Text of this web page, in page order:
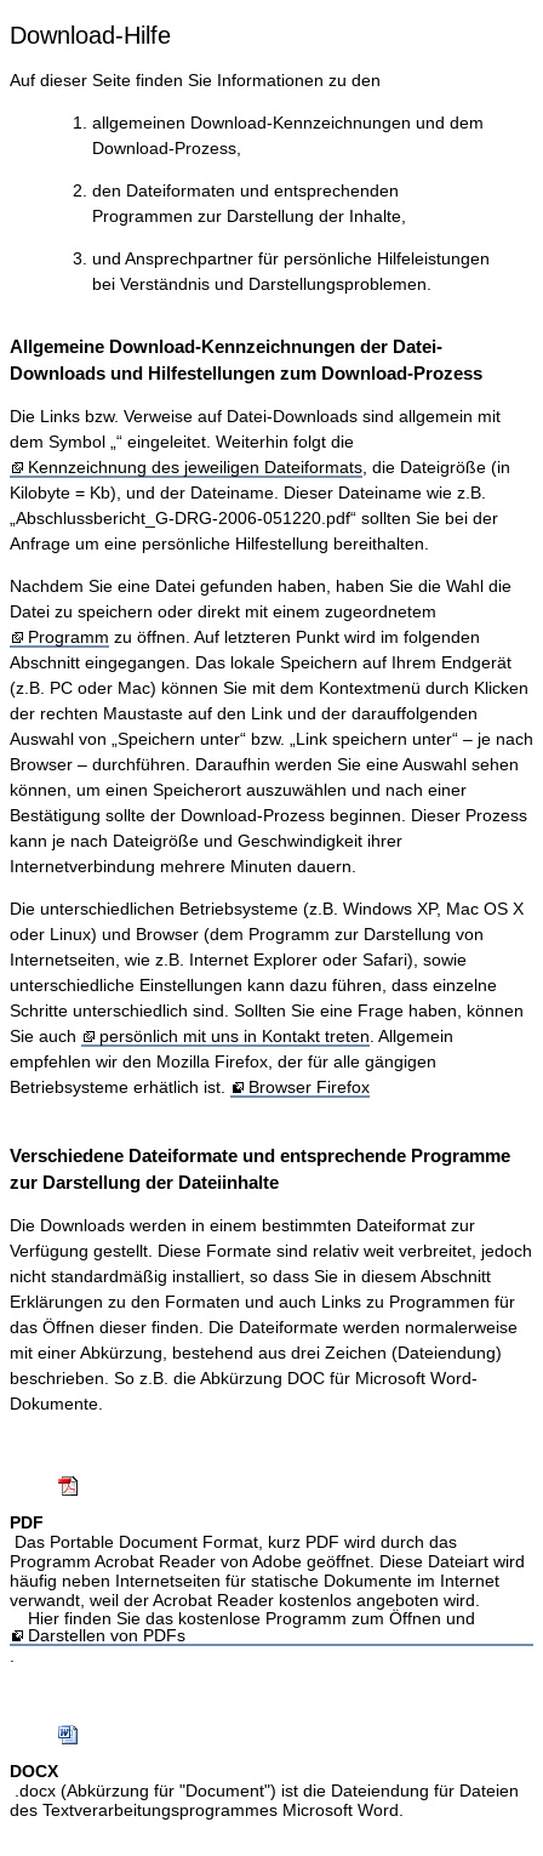
Download-Hilfe
Auf dieser Seite finden Sie Informationen zu den
allgemeinen Download-Kennzeichnungen und dem
Download-Prozess,
den Dateiformaten und entsprechenden
Programmen zur Darstellung der Inhalte,
und Ansprechpartner für persönliche Hilfeleistungen
bei Verständnis und Darstellungsproblemen.
Allgemeine Download-Kennzeichnungen der Datei-
Downloads und Hilfestellungen zum Download-Prozess
Die Links bzw. Verweise auf Datei-Downloads sind allgemein mit
dem Symbol „“ eingeleitet. Weiterhin folgt die
Kennzeichnung des jeweiligen Dateiformats , die Dateigröße (in
Kilobyte = Kb), und der Dateiname. Dieser Dateiname wie z.B.
„Abschlussbericht_G-DRG-2006-051220.pdf“ sollten Sie bei der
Anfrage um eine persönliche Hilfestellung bereithalten.
Nachdem Sie eine Datei gefunden haben, haben Sie die Wahl die
Datei zu speichern oder direkt mit einem zugeordnetem
Programm zu öffnen. Auf letzteren Punkt wird im folgenden
Abschnitt eingegangen. Das lokale Speichern auf Ihrem Endgerät
(z.B. PC oder Mac) können Sie mit dem Kontextmenü durch Klicken
der rechten Maustaste auf den Link und der darauffolgenden
Auswahl von „Speichern unter“ bzw. „Link speichern unter“ – je nach
Browser – durchführen. Daraufhin werden Sie eine Auswahl sehen
können, um einen Speicherort auszuwählen und nach einer
Bestätigung sollte der Download-Prozess beginnen. Dieser Prozess
kann je nach Dateigröße und Geschwindigkeit ihrer
Internetverbindung mehrere Minuten dauern.
Die unterschiedlichen Betriebsysteme (z.B. Windows XP, Mac OS X
oder Linux) und Browser (dem Programm zur Darstellung von
Internetseiten, wie z.B. Internet Explorer oder Safari), sowie
unterschiedliche Einstellungen kann dazu führen, dass einzelne
Schritte unterschiedlich sind. Sollten Sie eine Frage haben, können
Sie auch
persönlich mit uns in Kontakt treten . Allgemein
empfehlen wir den Mozilla Firefox, der für alle gängigen
Betriebsysteme erhätlich ist.
Browser Firefox
Verschiedene Dateiformate und entsprechende Programme
zur Darstellung der Dateiinhalte
Die Downloads werden in einem bestimmten Dateiformat zur
Verfügung gestellt. Diese Formate sind relativ weit verbreitet, jedoch
nicht standardmäßig installiert, so dass Sie in diesem Abschnitt
Erklärungen zu den Formaten und auch Links zu Programmen für
das Öffnen dieser finden. Die Dateiformate werden normalerweise
mit einer Abkürzung, bestehend aus drei Zeichen (Dateiendung)
beschrieben. So z.B. die Abkürzung DOC für Microsoft Word-
Dokumente.
PDF
Das Portable Document Format, kurz PDF wird durch das
Programm Acrobat Reader von Adobe geöffnet. Diese Dateiart wird
häufig neben Internetseiten für statische Dokumente im Internet
verwandt, weil der Acrobat Reader kostenlos angeboten wird.
Hier finden Sie das kostenlose Programm zum Öffnen und
Darstellen von PDFs
.
DOCX
.docx (Abkürzung für "Document") ist die Dateiendung für Dateien
des Textverarbeitungsprogrammes Microsoft Word.